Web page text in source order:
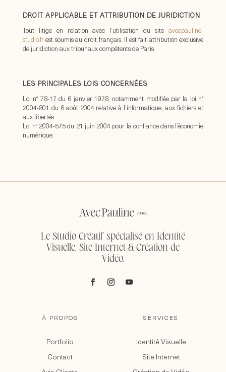
DROIT APPLICABLE ET ATTRIBUTION DE JURIDICTION
Tout litige en relation avec l’utilisation du site
avecpauline-
studio.fr est soumis au droit français. Il est fait attribution exclusive
de juridiction aux tribunaux compétents de Paris.
LES PRINCIPALES LOIS CONCERNÉES
Loi n° 78-17 du 6 janvier 1978, notamment modifiée par la loi n°
2004-801 du 6 août 2004 relative à l’informatique, aux fichiers et
aux libertés.
Loi n° 2004-575 du 21 juin 2004 pour la confiance dans l’économie
numérique.
Le Studio Créatif spécialisé en Identité
Visuelle, Site Internet & Création de
Vidéo.
À PROPOS
Portfolio
Contact
SERVICES
Identité Visuelle
Site Internet